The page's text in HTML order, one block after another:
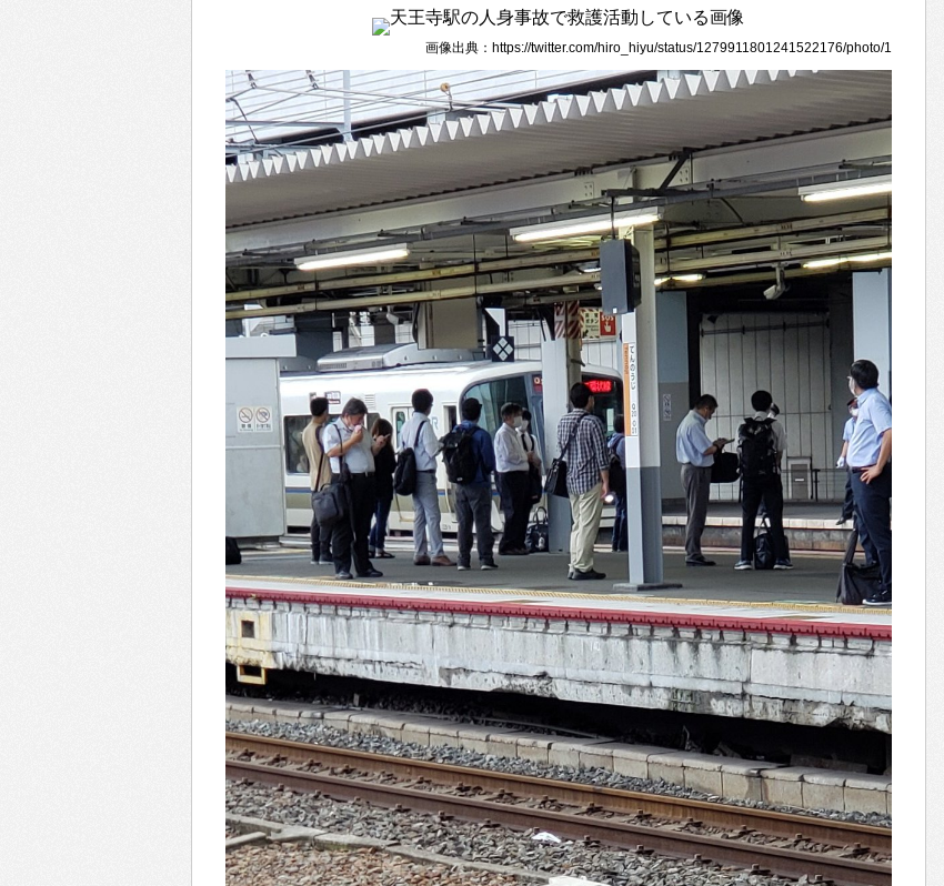
画像出典：https://twitter.com/hiro_hiyu/status/1279911801241522176/photo/1